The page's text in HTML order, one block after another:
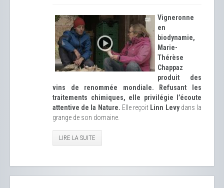
Vigneronne
en
biodynamie,
Marie-
Thérèse
Chappaz
produit des
vins de renommée mondiale. Refusant les
traitements chimiques, elle privilégie l’écoute
attentive de la Nature. Elle reçoit Linn Levydans la
grange de son domaine.
LIRE LA SUITE